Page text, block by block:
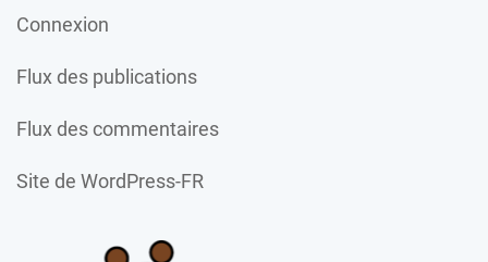
Connexion
Flux des publications
Flux des commentaires
Site de WordPress-FR